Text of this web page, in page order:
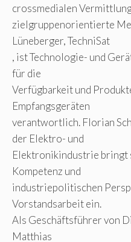
crossmedialen
zielgruppenorientierte
Lüneberger, TechniSat
, ist Technologie- und
für die
Verfügbarkeit und
Empfangsgeräten
verantwortlich. Florian
der Elektro- und
Elektronikindustrie bringt
Kompetenz und
industriepolitischen
Vorstandsarbeit ein.
Als Geschäftsführer von
Matthias